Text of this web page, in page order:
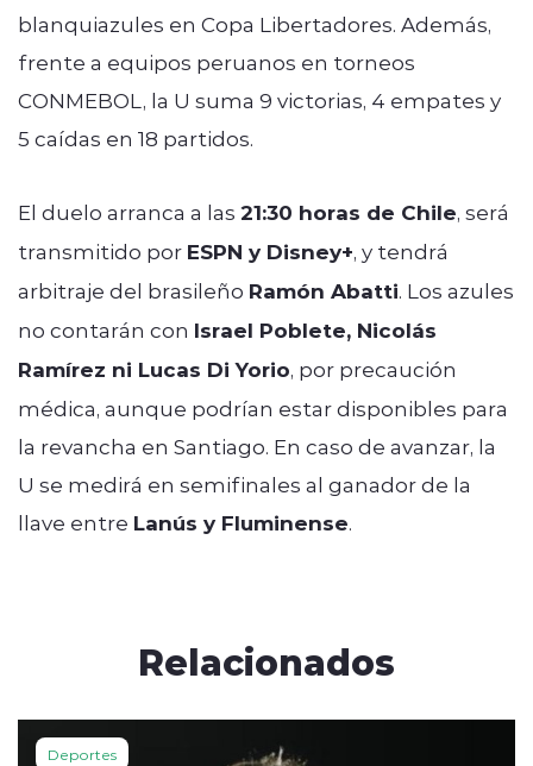
blanquiazules en Copa Libertadores. Además,
frente a equipos peruanos en torneos
CONMEBOL, la U suma 9 victorias, 4 empates y
5 caídas en 18 partidos.
El duelo arranca a las 21:30 horas de Chile, será
transmitido por ESPN y Disney+, y tendrá
arbitraje del brasileño Ramón Abatti. Los azules
no contarán con Israel Poblete, Nicolás
Ramírez ni Lucas Di Yorio, por precaución
médica, aunque podrían estar disponibles para
la revancha en Santiago. En caso de avanzar, la
U se medirá en semifinales al ganador de la
llave entre Lanús y Fluminense.
Relacionados
Deportes